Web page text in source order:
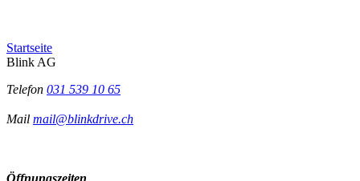
Startseite
Blink AG
Telefon 031 539 10 65
Mail mail@blinkdrive.ch
Öffnungszeiten